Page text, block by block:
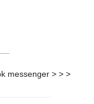
messenger > > >